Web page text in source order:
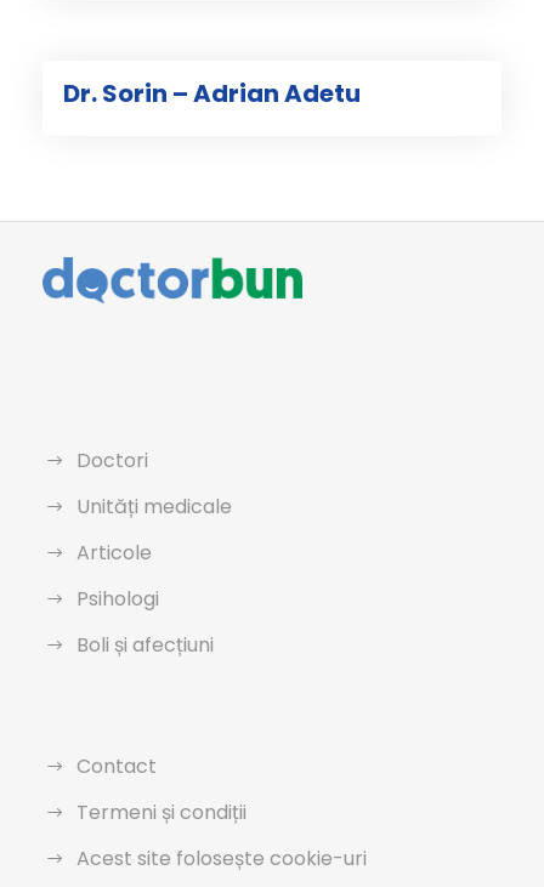
Dr. Sorin – Adrian Adetu
Doctori
Unități medicale
Articole
Psihologi
Boli și afecțiuni
Contact
Termeni și condiții
Acest site folosește cookie-uri